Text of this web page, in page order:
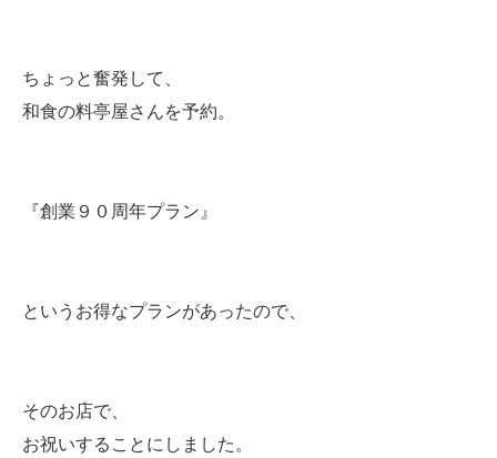
ちょっと奮発して、
和食の料亭屋さんを予約。
『創業９０周年プラン』
というお得なプランがあったので、
そのお店で、
お祝いすることにしました。